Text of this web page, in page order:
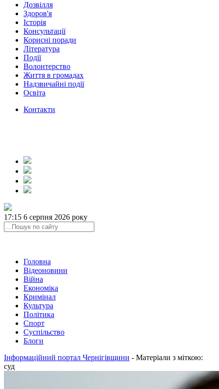
Дозвілля
Здоров'я
Історія
Консультації
Корисні поради
Література
Події
Волонтерство
Життя в громадах
Надзвичайні події
Освіта
Контакти
17:16 6 серпня 2026 року
Головна
Відеоновини
Війна
Економіка
Кримінал
Культура
Політика
Спорт
Суспільство
Блоги
Інформаційний портал Чернігівщини - Матеріали з міткою:
суд